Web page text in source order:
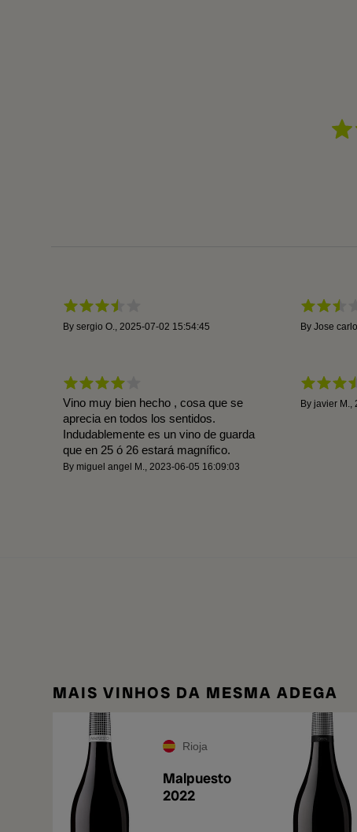
By sergio O., 2025-07-02 15:54:45 By Jose
Vino muy bien hecho , cosa que se
aprecia en todos los sentidos.
Indudablemente es un vino de guarda
que en 25 ó 26 estará magnífico.
By miguel angel M., 2023-06-05 16:09:03
By javier M.,
MAIS VINHOS DA MESMA ADEGA
Rioja
Malpuesto
2022